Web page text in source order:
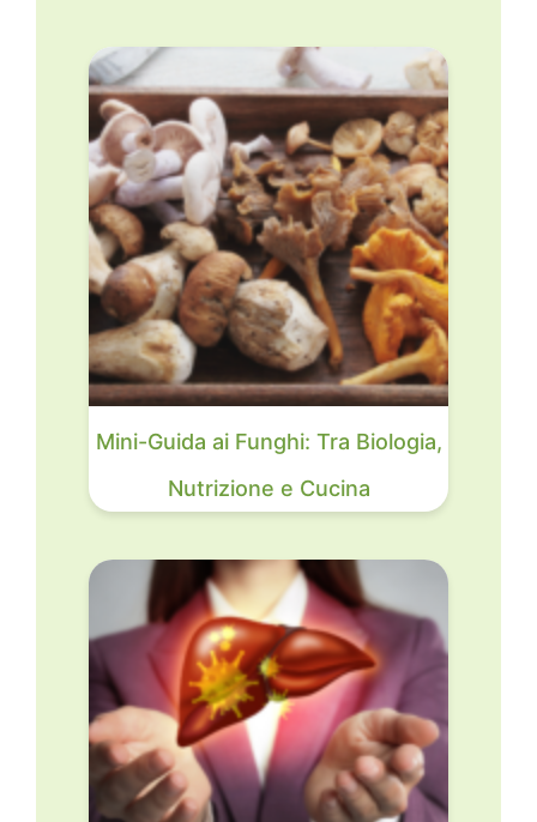
Mini-Guida ai Funghi: Tra Biologia,
Nutrizione e Cucina